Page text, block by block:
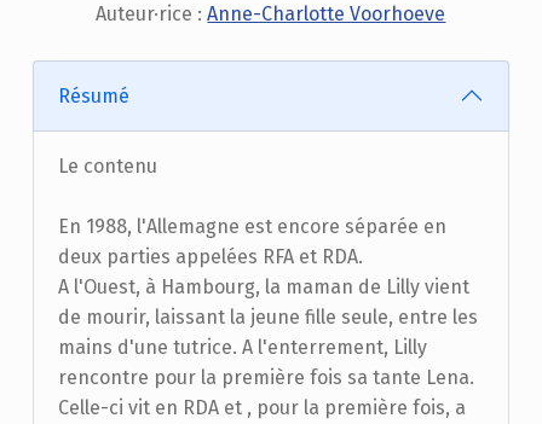
Auteur·rice :Anne-Charlotte Voorhoeve
Résumé
Le contenu
En 1988, l'Allemagne est encore séparée en
deux parties appelées RFA et RDA.
A l'Ouest, à Hambourg, la maman de Lilly vient
de mourir, laissant la jeune fille seule, entre les
mains d'une tutrice. A l'enterrement, Lilly
rencontre pour la première fois sa tante Lena.
Celle-ci vit en RDA et , pour la première fois, a